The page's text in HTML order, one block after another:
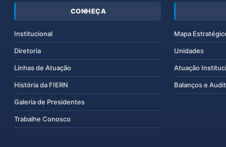
CONHEÇA
Institucional
Diretoria
Linhas de Atuação
História da FIERN
Galeria de Presidentes
Trabalhe Conosco
Mapa
Unidades
Atuação
Balanços e